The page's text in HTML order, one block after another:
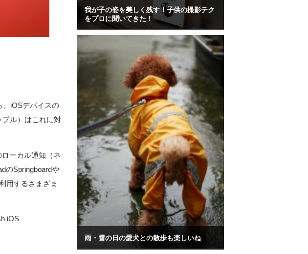
、iOSデバイスの
プル）はこれに対
ーカル通知（ネ
のSpringboardや
用するさまざま
iOS
我が子の姿を美しく残す！子供の撮影テク
をプロに聞いてきた！
雨・雪の日の愛犬との散歩も楽しいね